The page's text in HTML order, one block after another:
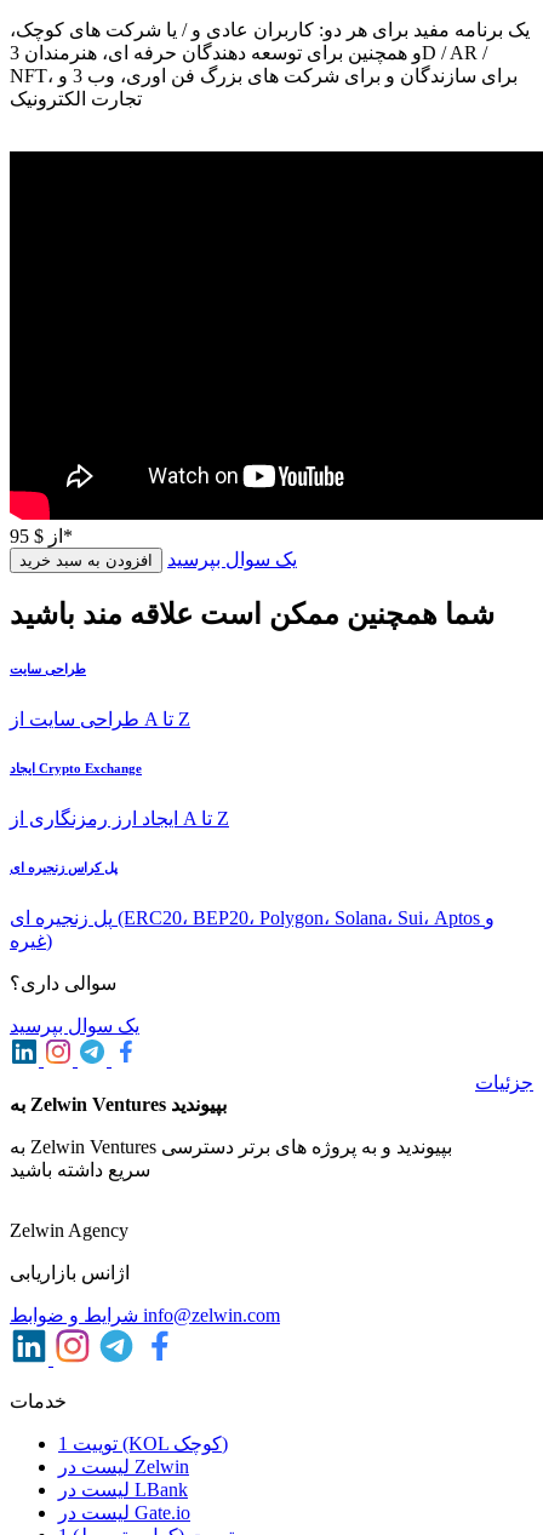
یک برنامه مفید برای هر دو: کاربران عادی و / یا شرکت های کوچک،
و همچنین برای توسعه دهندگان حرفه ای، هنرمندان 3D / AR /
NFT، برای سازندگان و برای شرکت های بزرگ فن اوری، وب 3 و
تجارت الکترونیک
از $ 95*
افزودن به سبد خرید یک سوال بپرسید
شما همچنین ممکن است علاقه مند باشید
طراحی سایت
طراحی سایت از A تا Z
ایجاد Crypto Exchange
ایجاد ارز رمزنگاری از A تا Z
پل کراس زنجیره ای
پل زنجیره ای (ERC20، BEP20، Polygon، Solana، Sui، Aptos و
غیره)
سوالی داری؟
یک سوال بپرسید
به Zelwin Ventures بپیوندید
به Zelwin Ventures بپیوندید و به پروژه های برتر دسترسی
سریع داشته باشید
جزئیات
Zelwin Agency
اژانس بازاریابی
info@zelwin.com
خدمات
1 توییت (KOL کوچک)
لیست در Zelwin
لیست در LBank
لیست در Gate.io